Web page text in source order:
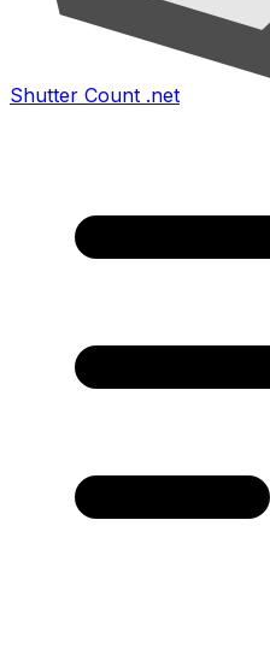
Shutter Count .net